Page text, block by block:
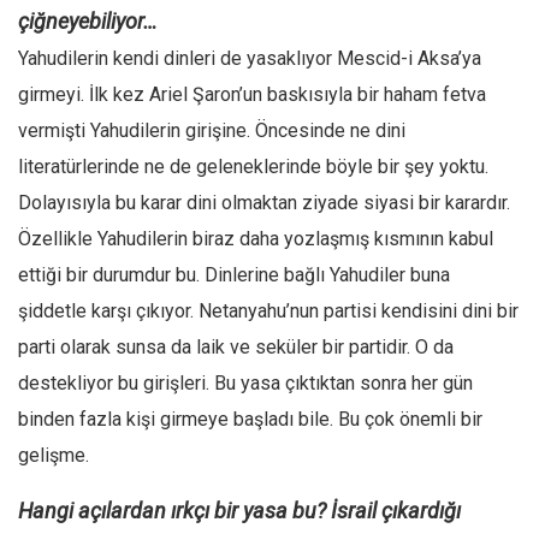
çiğneyebiliyor…
Yahudilerin kendi dinleri de yasaklıyor Mescid-i Aksa’ya
girmeyi. İlk kez Ariel Şaron’un baskısıyla bir haham fetva
vermişti Yahudilerin girişine. Öncesinde ne dini
literatürlerinde ne de geleneklerinde böyle bir şey yoktu.
Dolayısıyla bu karar dini olmaktan ziyade siyasi bir karardır.
Özellikle Yahudilerin biraz daha yozlaşmış kısmının kabul
ettiği bir durumdur bu. Dinlerine bağlı Yahudiler buna
şiddetle karşı çıkıyor. Netanyahu’nun partisi kendisini dini bir
parti olarak sunsa da laik ve seküler bir partidir. O da
destekliyor bu girişleri. Bu yasa çıktıktan sonra her gün
binden fazla kişi girmeye başladı bile. Bu çok önemli bir
gelişme.
Hangi açılardan ırkçı bir yasa bu? İsrail çıkardığı